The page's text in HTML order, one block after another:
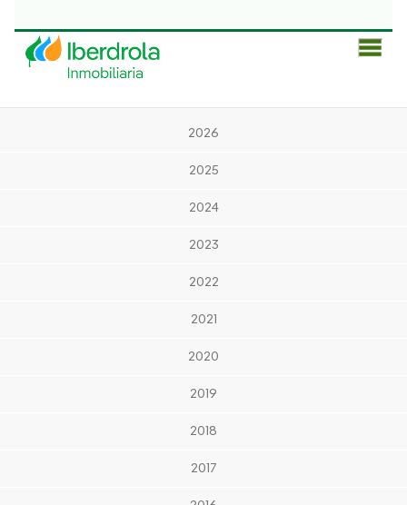
2026
2025
2024
2023
2022
2021
2020
2019
2018
2017